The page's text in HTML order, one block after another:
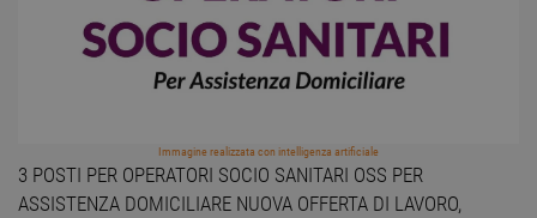
Immagine realizzata con intelligenza artificiale
3 POSTI PER OPERATORI SOCIO SANITARI OSS PER
ASSISTENZA DOMICILIARE NUOVA OFFERTA DI LAVORO,